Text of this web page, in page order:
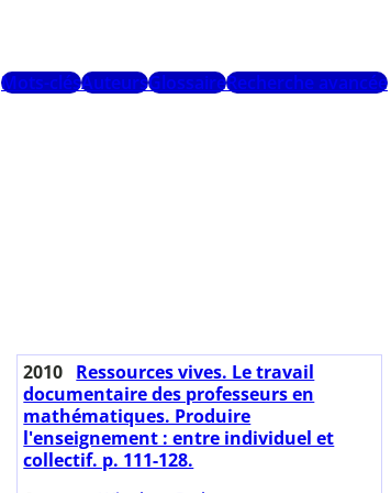
Mots-clésAuteursGlossaireRecherche avancée
2010 Ressources vives. Le travail
documentaire des professeurs en
mathématiques. Produire
l'enseignement : entre individuel et
collectif. p. 111-128.